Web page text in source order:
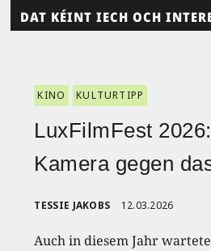
DAT KÉINT IECH OCH
KINO KULTURTIPP
LuxFilmFest
Kamera gegen
TESSIE JAKOBS 12.03.2026
Auch in diesem Jahr